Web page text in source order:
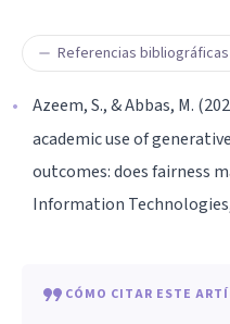
Referencias bibliográficas
Azeem, S., & Abbas, M.
academic use of
outcomes: does fairness
Information
CÓMO CITAR ESTE